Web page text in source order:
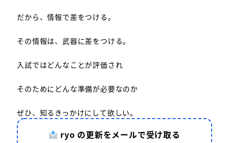
だから、情報で差をつける。
その情報は、武器に差をつける。
入試ではどんなことが評価され
そのためにどんな準備が必要なのか
ぜひ、知るきっかけにして欲しい。
ryo の更新をメールで受け取る